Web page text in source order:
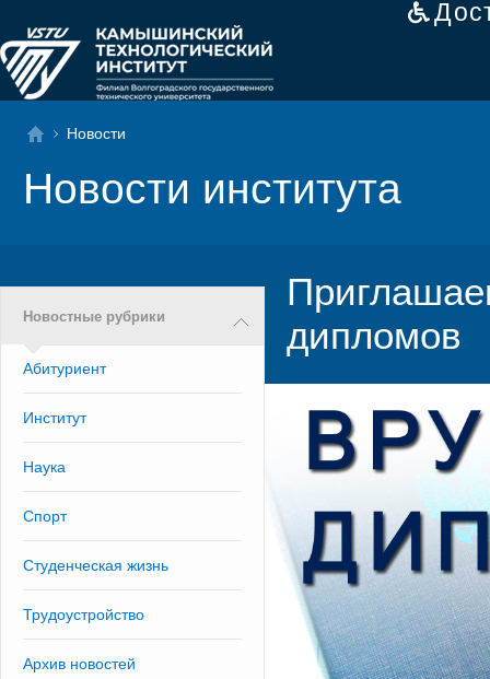
Новости
Новости института
Новостные рубрики
Абитуриент
Институт
Наука
Спорт
Студенческая жизнь
Трудоустройство
Архив новостей
дипломов